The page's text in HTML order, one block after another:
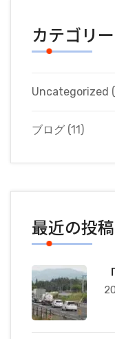
カテゴリー
Uncategorized
ブログ (11)
最近の投稿